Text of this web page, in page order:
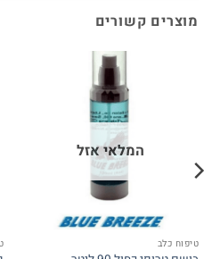
מוצרים קשורים
המלאי אזל
טיפוח כלב